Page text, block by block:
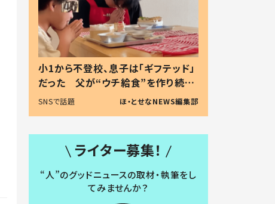
小1から不登校、息子は「ギフテッド」
だった 父が“ウチ給食”を作り続け
る理由とは #令和の親 #令和の子
SNSで話題 ほ・とせなNEWS編集部
ライター募集！
“人”のグッドニュースの取材・執筆をし
てみませんか？